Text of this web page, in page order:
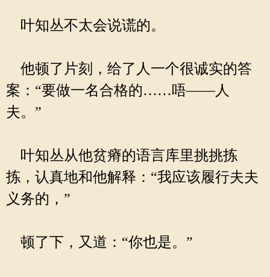
叶知丛不太会说谎的。
他顿了片刻，给了人一个很诚实的答
案：“要做一名合格的……唔——人
夫。”
叶知丛从他贫瘠的语言库里挑挑拣
拣，认真地和他解释：“我应该履行夫夫
义务的，”
顿了下，又道：“你也是。”